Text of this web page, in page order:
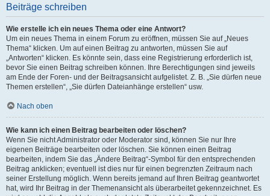
Beiträge schreiben
Wie erstelle ich ein neues Thema oder eine Antwort?
Um ein neues Thema in einem Forum zu eröffnen, müssen Sie auf „Neues
Thema“ klicken. Um auf einen Beitrag zu antworten, müssen Sie auf
„Antworten“ klicken. Es könnte sein, dass eine Registrierung erforderlich ist,
bevor Sie einen Beitrag schreiben können. Ihre Berechtigungen sind jeweils
am Ende der Foren- und der Beitragsansicht aufgelistet. Z. B. „Sie dürfen neue
Themen erstellen“, „Sie dürfen Dateianhänge erstellen“ usw.
Nach oben
Wie kann ich einen Beitrag bearbeiten oder löschen?
Wenn Sie nicht Administrator oder Moderator sind, können Sie nur Ihre
eigenen Beiträge bearbeiten oder löschen. Sie können einen Beitrag
bearbeiten, indem Sie das „Ändere Beitrag“-Symbol für den entsprechenden
Beitrag anklicken; eventuell ist dies nur für einen begrenzten Zeitraum nach
seiner Erstellung möglich. Wenn bereits jemand auf Ihren Beitrag geantwortet
hat, wird Ihr Beitrag in der Themenansicht als überarbeitet gekennzeichnet. Es